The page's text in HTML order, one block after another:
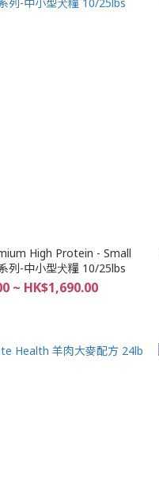
High Protein - Small
列-中⼩型⽝糧 10/25lbs
~ HK$1,690.00